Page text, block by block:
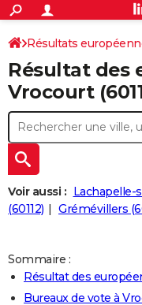
ACTUALITÉS
Politique
Société
Faits Divers
Education
Monde
Villes
+
SPORT
Coupe du monde 2026
Football
Tennis
Cyclisme
Rugby
Forum
Programme TV
TNT
Streaming
Cinéma
Sorties cinéma
Musique
+
FINANCE
Retraite
Impôts
Epargne
Immobilier
Risques naturels par ville
Banque
Assurance
Crédit
AUTO
Essais
Réserver un essai
Citadines
Berlines
SUV
Forum auto
+
HIGH-TECH
Mobiles
Meilleur smartphone
Internet
Ordinateurs
Jeux vidéo
Guide high-tech
+
BRICOLAGE
Guides de France
Escapades
Patrimoine
Expositions
Musées
Week-end nature
LIFESTYLE
Résultats
Résultat des
Vrocourt
Voir aussi : Lachapelle-
(60112)
Grémévillers
Sommaire :
Résultat des
Bureaux de vote à